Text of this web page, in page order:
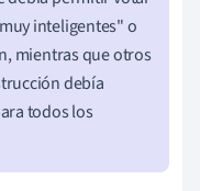
inteligentes" o
mientras que otros
debía
todos los